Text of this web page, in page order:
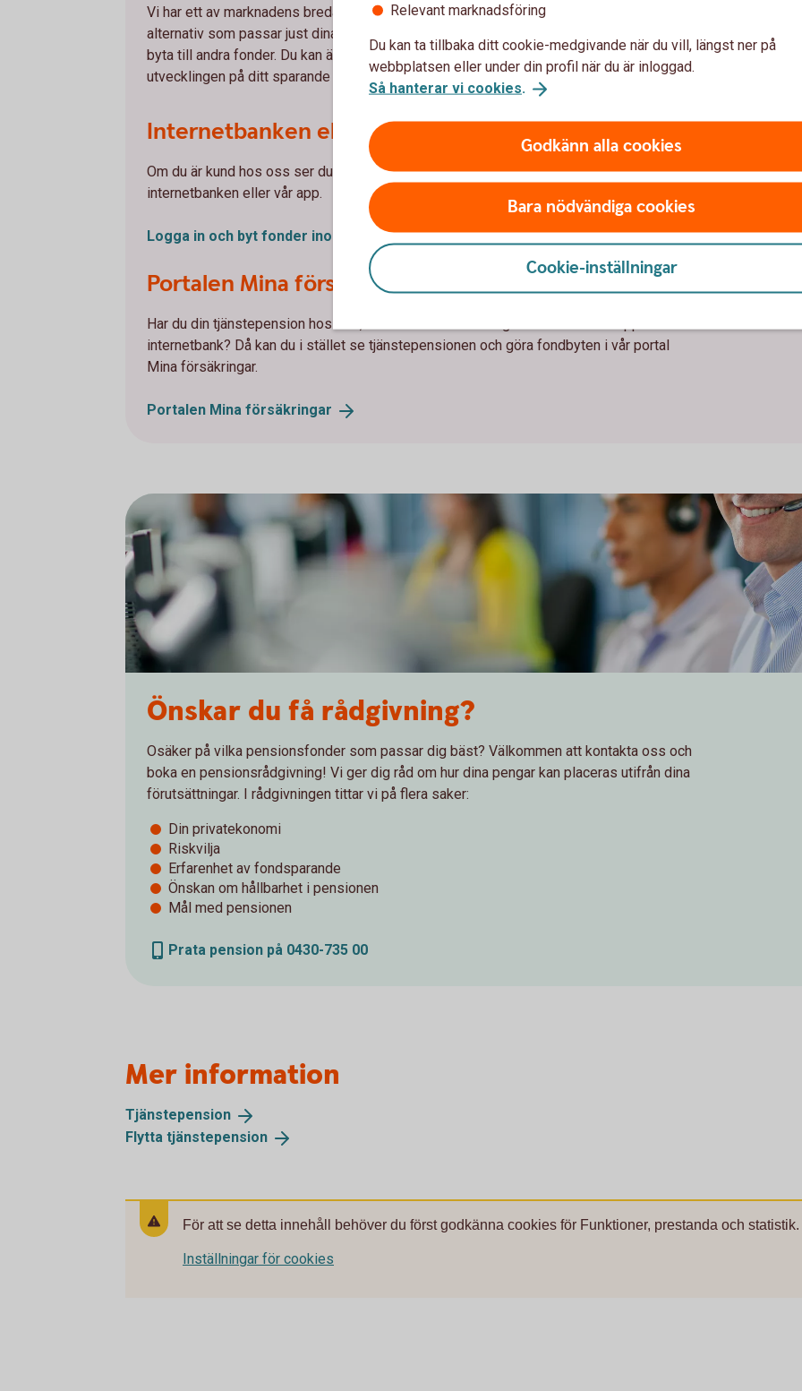
Vi har ett av marknadens bredaste placeringsutbud av fonder. Detta gör att du hitta
alternativ som passar just dina behov. Självklart kan du när som helst – kostnadsfritt -
byta till andra fonder. Du kan även se hur mycket din arbetsgivare har betalat in,
utvecklingen på ditt sparande och ändra köpfördelningen för framtida insättningar.
Internetbanken eller vår app
Om du är kund hos oss ser du din tjänstepension och gör enkelt fondbyten i
internetbanken eller vår app.
Logga in och byt fonder inom tjänstepensionen
Portalen Mina försäkringar
Har du din tjänstepension hos oss, men inte är kund i övrigt eller saknar vår app och
internetbank? Då kan du i stället se tjänstepensionen och göra fondbyten i vår portal
Mina försäkringar.
Portalen Mina försäkringar
Önskar du få rådgivning?
Osäker på vilka pensionsfonder som passar dig bäst? Välkommen att kontakta oss och
boka en pensionsrådgivning! Vi ger dig råd om hur dina pengar kan placeras utifrån dina
förutsättningar. I rådgivningen tittar vi på flera saker:
Din privatekonomi
Riskvilja
Erfarenhet av fondsparande
Önskan om hållbarhet i pensionen
Mål med pensionen
Prata pension på 0430-735 00
Mer information
Tjänstepension
Flytta tjänstepension
För att se detta innehåll behöver du först godkänna cookies för Funktioner, prestanda och statistik.
Inställningar för cookies
Relevant marknadsföring
Du kan ta tillbaka ditt cookie-medgivande när du vill, längst ner på
webbplatsen eller under din profil när du är inloggad.
Så hanterar vi cookies.
Godkänn alla cookies
Bara nödvändiga cookies
Cookie-inställningar